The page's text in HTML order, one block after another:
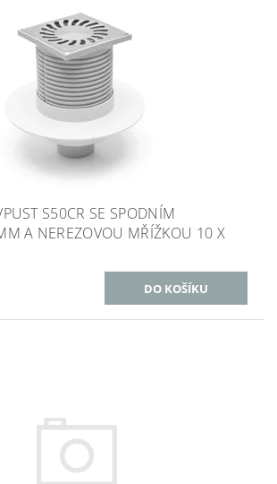
S50CR SE SPODNÍM
A NEREZOVOU MŘÍŽKOU 10 X